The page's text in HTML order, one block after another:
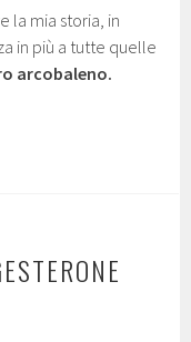
la mia storia, in
in più a tutte quelle
arcobaleno.